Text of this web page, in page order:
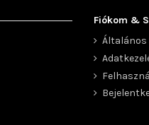
Fiókom &
Általános